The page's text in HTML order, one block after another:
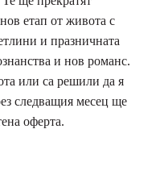
етап от живота с
и празничната
и нов романс.
или са решили да я
следващия месец ще
оферта.